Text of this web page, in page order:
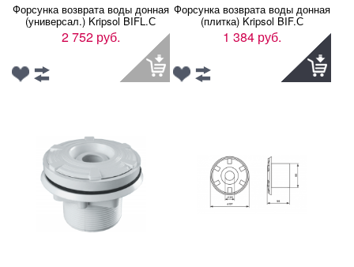
Форсунка возврата воды донная
(универсал.) Kripsol BIFL.С
2 752 руб.
Форсунка возврата воды донная
(плитка) Kripsol BIF.С
1 384 руб.